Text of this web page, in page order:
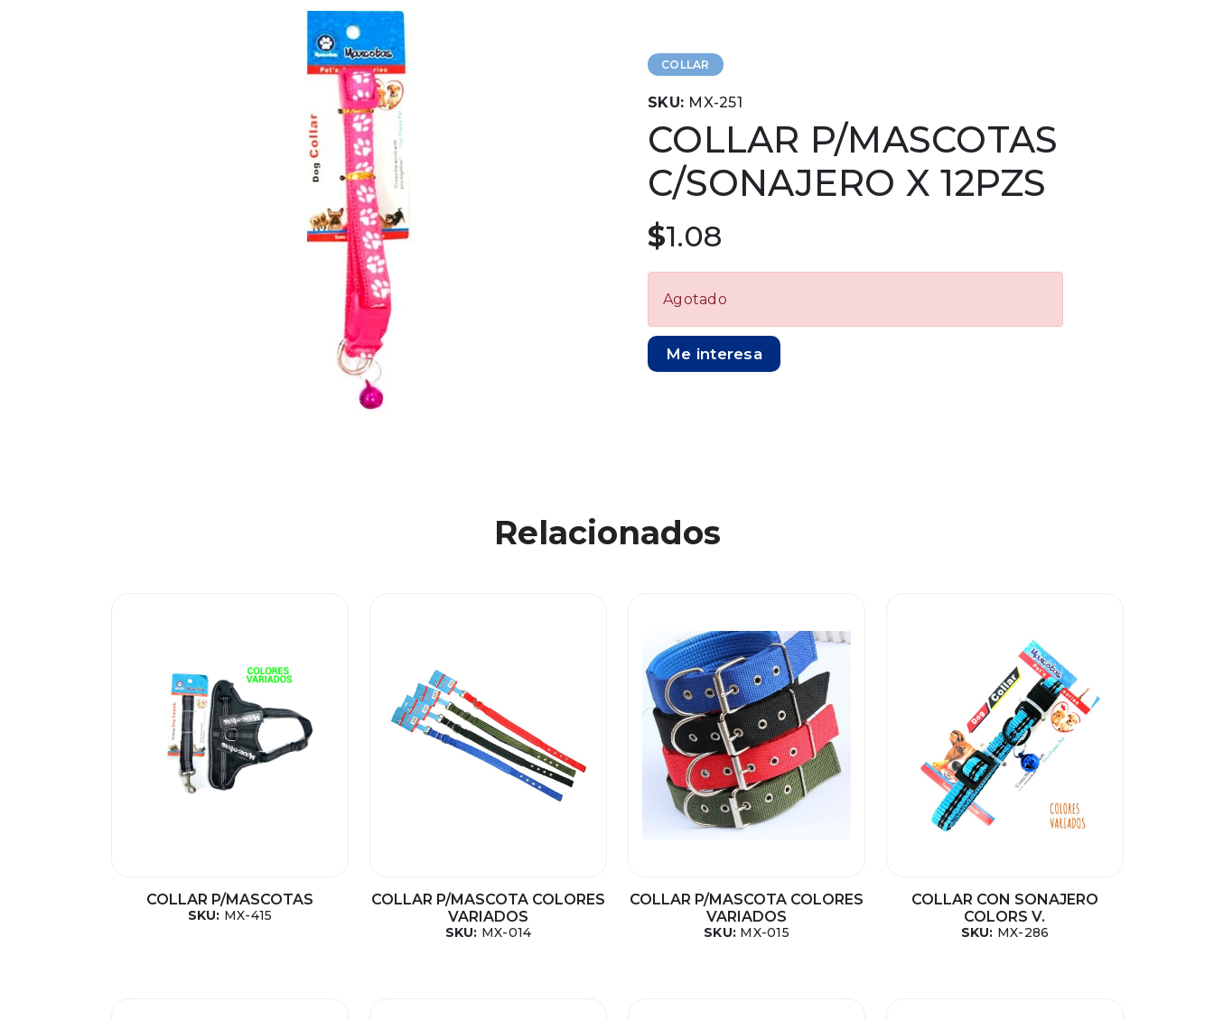
COLLAR
SKU: MX-251
COLLAR P/MASCOTAS
C/SONAJERO X 12PZS
$1.08
Agotado
Me interesa
Relacionados
COLLAR P/MASCOTAS
SKU: MX-415
COLLAR P/MASCOTA COLORES
VARIADOS
SKU: MX-014
COLLAR P/MASCOTA COLORES
VARIADOS
SKU: MX-015
COLLAR CON SONAJERO
COLORS V.
SKU: MX-286